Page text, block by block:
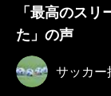
「最高のス
た」の声
サッカー